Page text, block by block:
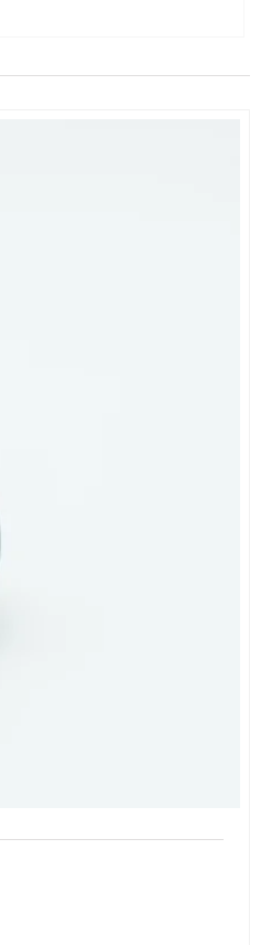
Denne lille detalje
hvor farverne
en ensartet finish,
til at stå
står sikkert,